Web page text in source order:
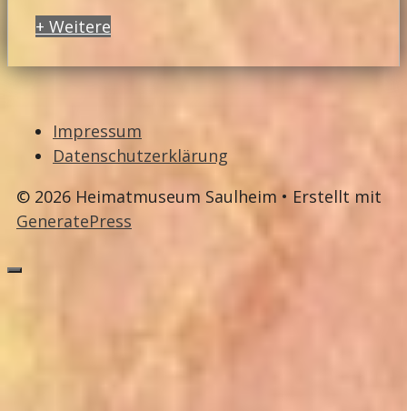
+ Weitere
Impressum
Datenschutzerklärung
© 2026 Heimatmuseum Saulheim • Erstellt mit
GeneratePress
Schließen